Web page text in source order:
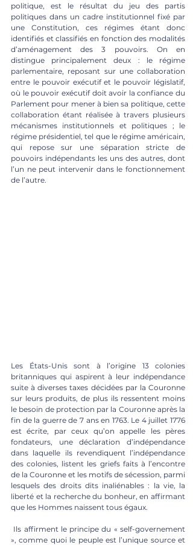
politique, est le résultat du jeu des partis
politiques dans un cadre institutionnel fixé par
une Constitution, ces régimes étant donc
identifiés et classifiés en fonction des modalités
d’aménagement des 3 pouvoirs. On en
distingue principalement deux : le régime
parlementaire, reposant sur une collaboration
entre le pouvoir exécutif et le pouvoir législatif,
où le pouvoir exécutif doit avoir la confiance du
Parlement pour mener à bien sa politique, cette
collaboration étant réalisée à travers plusieurs
mécanismes institutionnels et politiques ; le
régime présidentiel, tel que le régime américain,
qui repose sur une séparation stricte de
pouvoirs indépendants les uns des autres, dont
l’un ne peut intervenir dans le fonctionnement
de l’autre.
Les États-Unis sont à l’origine 13 colonies
britanniques qui aspirent à leur indépendance
suite à diverses taxes décidées par la Couronne
sur leurs produits, de plus ils ressentent moins
le besoin de protection par la Couronne après la
fin de la guerre de 7 ans en 1763. Le 4 juillet 1776
est écrite, par ceux qu’on appelle les pères
fondateurs, une déclaration d’indépendance
dans laquelle ils revendiquent l’indépendance
des colonies, listent les griefs faits à l’encontre
de la Couronne et les motifs de sécession, parmi
lesquels des droits dits inaliénables : la vie, la
liberté et la recherche du bonheur, en affirmant
que les Hommes naissent tous égaux.
Ils affirment le principe du « self-governement
», comme quoi le peuple est l’unique source et